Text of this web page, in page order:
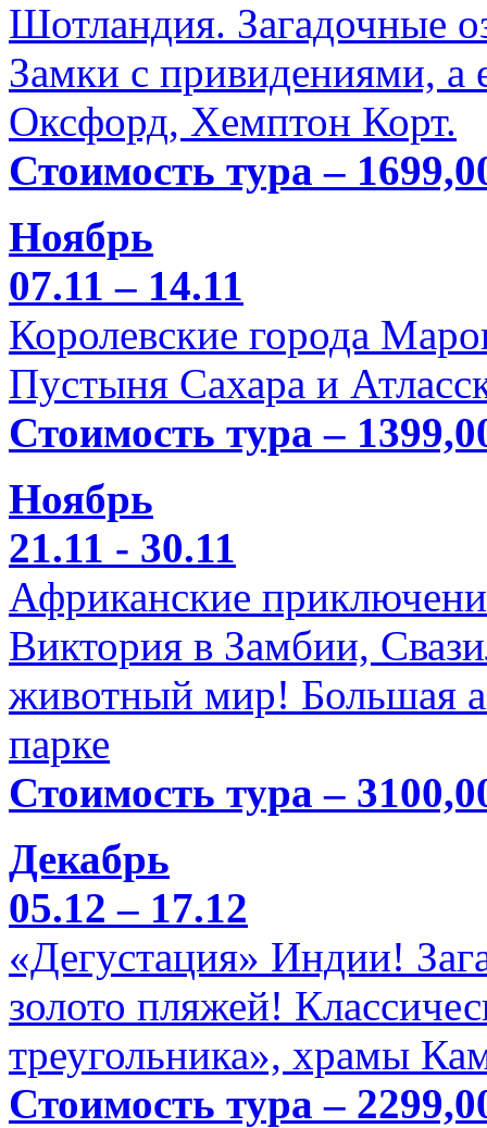
Шотландия. Загадочные
Замки с привидениями,
Оксфорд, Хемптон Корт.
Стоимость тура –
Ноябрь
07.11 – 14.11
Королевские города
Пустыня Сахара и
Стоимость тура –
Ноябрь
21.11 - 30.11
Африканские
Виктория в Замбии,
животный мир! Большая
парке
Стоимость тура –
Декабрь
05.12 – 17.12
«Дегустация» Индии!
золото пляжей!
треугольника», храмы
Стоимость тура –